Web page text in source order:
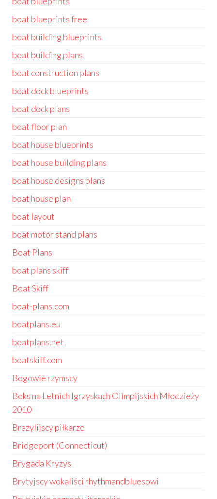
boat blueprints free
boat building blueprints
boat building plans
boat construction plans
boat dock blueprints
boat dock plans
boat floor plan
boat house blueprints
boat house building plans
boat house designs plans
boat house plan
boat layout
boat motor stand plans
Boat Plans
boat plans skiff
Boat Skiff
boat-plans.com
boatplans.eu
boatplans.net
boatskiff.com
Bogowie rzymscy
Boks na Letnich Igrzyskach Olimpijskich Młodzieży
2010
Brazylijscy piłkarze
Bridgeport (Connecticut)
Brygada Kryzys
Brytyjscy wokaliści rhythmandbluesowi